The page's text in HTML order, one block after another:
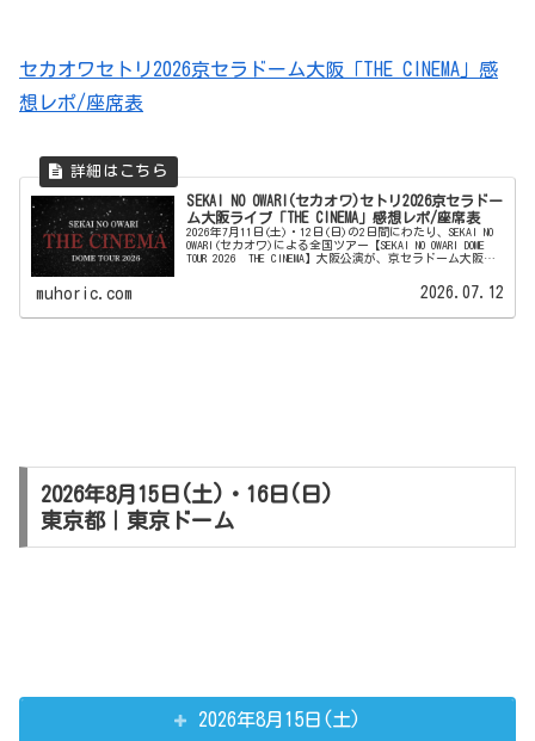
セカオワセトリ2026京セラドーム大阪「THE CINEMA」感
想レポ/座席表
SEKAI NO OWARI(セカオワ)セトリ2026京セラドー
ム大阪ライブ「THE CINEMA」感想レポ/座席表
2026年7月11日(土)・12日(日)の2日間にわたり、SEKAI NO
OWARI(セカオワ)による全国ツアー【SEKAI NO OWARI DOME
TOUR 2026 THE CINEMA】大阪公演が、京セラドーム大阪に
muhoric.com 2026.07.12
2026年8月15日(土)・16日(日)
東京都｜東京ドーム
2026年8月15日(土)